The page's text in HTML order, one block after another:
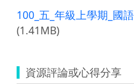
100_五_年級上學期_國
(1.41MB)
資源評論或心得分享